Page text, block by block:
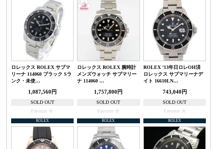
ロレックス ROLEX サブマ
リーナ 114060 ブラック Sラ
ンク・未使…
1,087,560円
SOLD OUT
Favorite
ロレックス ROLEX 腕時計
メンズウォッチ サブマリー
ナ 114060 …
1,757,800円
SOLD OUT
Favorite
ROLEX ’13年日ロレOH済
ロレックス サブマリーナデ
イト 16610LN…
743,040円
SOLD OUT
Favorite
ROLEX ROLEX ROLEX